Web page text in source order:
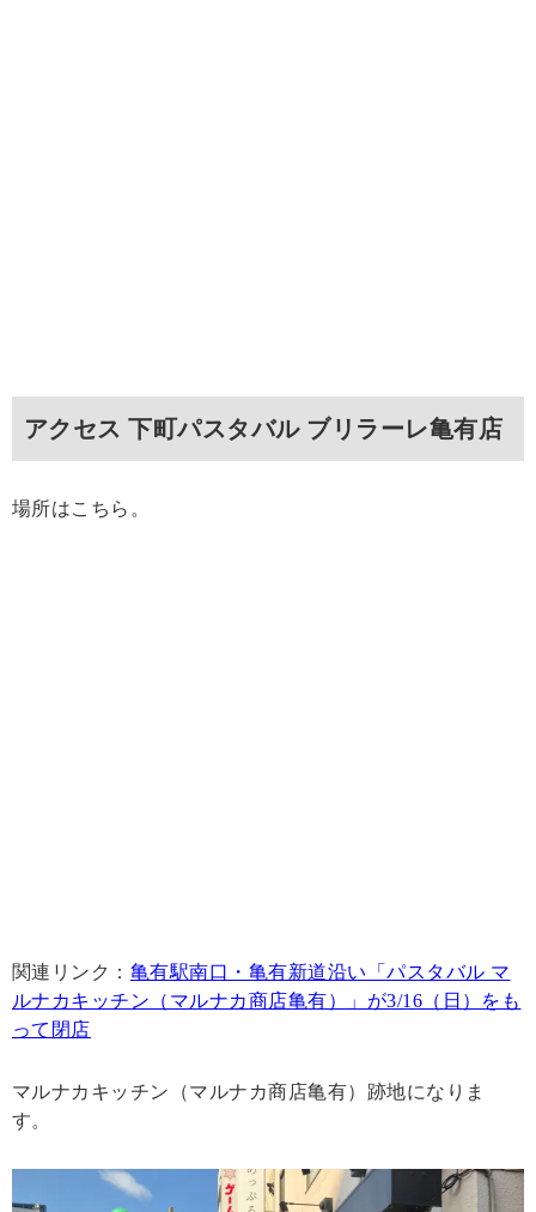
アクセス 下町パスタバル ブリラーレ亀有店
場所はこちら。
関連リンク： 亀有駅南口・亀有新道沿い「パスタバル マ
ルナカキッチン（マルナカ商店亀有）」が3/16（日）をも
って閉店
マルナカキッチン（マルナカ商店亀有）跡地になりま
す。